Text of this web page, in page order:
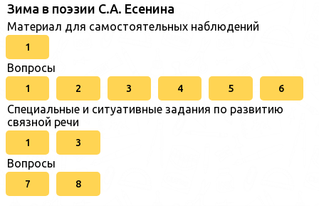
Зима в поэзии С.А. Есенина
Материал для самостоятельных наблюдений
1
Вопросы
1 2 3 4 5 6
Специальные и ситуативные задания по развитию
связной речи
1 3
Вопросы
7 8